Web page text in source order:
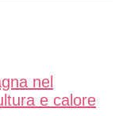
nel
e calore